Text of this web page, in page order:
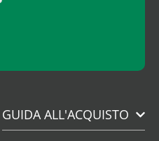
GUIDA ALL'ACQUISTO